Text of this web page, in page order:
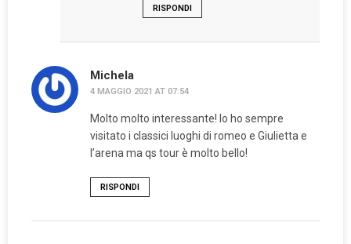
RISPONDI
Michela
4 MAGGIO 2021 AT 07:54
Molto molto interessante! Io ho sempre
visitato i classici luoghi di romeo e Giulietta e
l’arena ma qs tour è molto bello!
RISPONDI